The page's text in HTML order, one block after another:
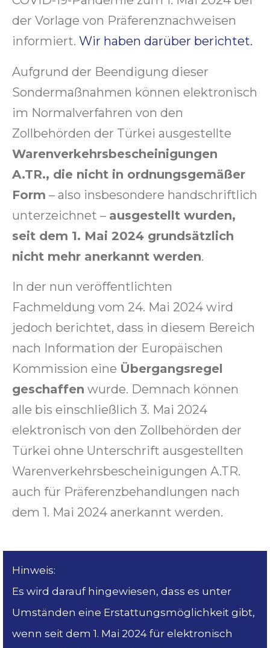
der Vorlage von Präferenznachweisen
informiert. Wir haben darüber berichtet.
Aufgrund der Beendigung dieser
Sondermaßnahmen können elektronisch
im Normalverfahren von den
Zollbehörden der Türkei ausgestellte
Warenverkehrsbescheinigungen
A.TR., die nicht in ordnungsgemäßer
Form – also insbesondere handschriftlich
unterzeichnet – ausgestellt wurden,
seit dem 1. Mai 2024 grundsätzlich
nicht mehr anerkannt werden.
In der nun veröffentlichten
Fachmeldung vom 24. Mai 2024 wird
jedoch berichtet, dass in diesem Bereich
nach Information der Europäischen
Kommission eine Übergangsregel
geschaffen wurde. Demnach können
alle bis einschließlich 3. Mai 2024
elektronisch von den Zollbehörden der
Türkei ohne Unterschrift ausgestellten
Warenverkehrsbescheinigungen A.TR.
auch für Präferenzbehandlungen nach
dem 1. Mai 2024 anerkannt werden.
Hinweis:
Es wird darauf hingewiesen, dass es unter
Umständen eine Erstattungsmöglichkeit gibt,
wenn seit dem 1. Mai 2024 für elektronisch